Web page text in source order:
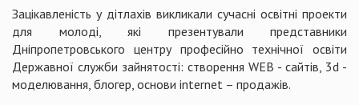
Зацікавленість у дітлахів викликали сучасні освітні проекти
для молоді, які презентували представники
Дніпропетровського центру професійно технічної освіти
Державної служби зайнятості: створення WEB - сайтів, 3d -
моделювання, блогер, основи internet – продажів.